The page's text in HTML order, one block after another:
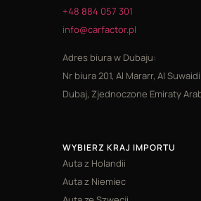
+48 884 057 301
info@carfactor.pl
Adres biura w Dubaju:
Nr biura 201, Al Mararr, Al
Dubaj, Zjednoczone Emiraty
WYBIERZ KRAJ IMPORTU
Auta z Holandii
Auta z Niemiec